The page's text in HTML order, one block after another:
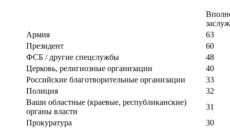
Армия
63
Президент
60
ФСБ / другие спецслужбы
48
Церковь, религиозные организации
40
Российские благотворительные организации
33
Полиция
32
Ваши областные (краевые, республиканские)
органы власти
31
Прокуратура
30